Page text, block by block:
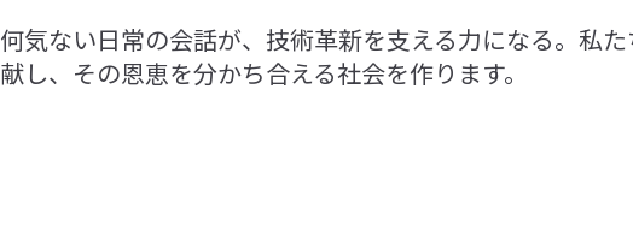
何気ない日常の会話が、技術革新を支える力になる。私
献し、その恩恵を分かち合える社会を作ります。